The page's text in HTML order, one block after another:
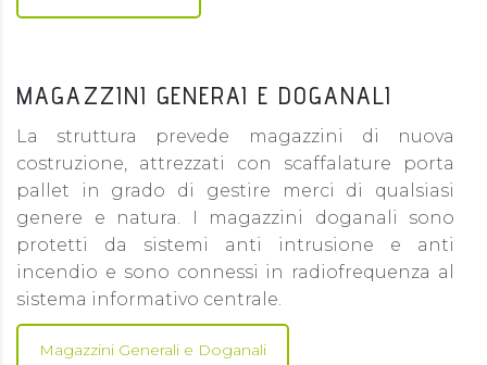
MAGAZZINI GENERAI E DOGANALI
La struttura prevede magazzini di nuova
costruzione, attrezzati con scaffalature porta
pallet in grado di gestire merci di qualsiasi
genere e natura. I magazzini doganali sono
protetti da sistemi anti intrusione e anti
incendio e sono connessi in radiofrequenza al
sistema informativo centrale.
Magazzini Generali e Doganali